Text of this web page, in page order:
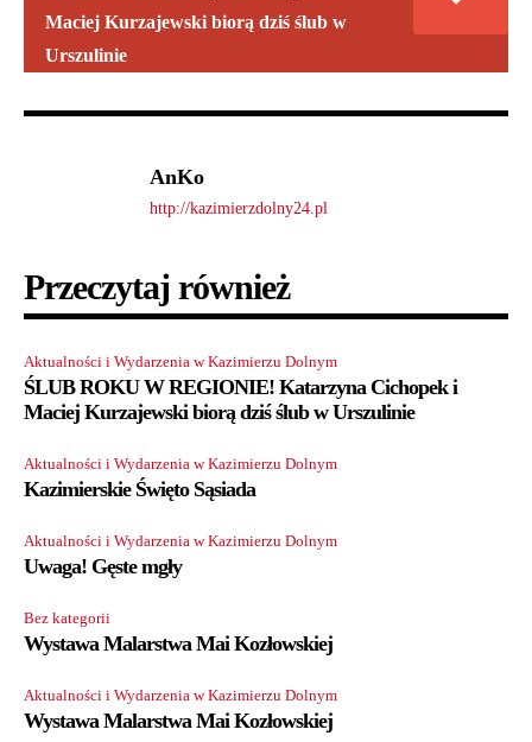
Maciej Kurzajewski biorą dziś ślub w
Urszulinie
AnKo
http://kazimierzdolny24.pl
Przeczytaj również
Aktualności i Wydarzenia w Kazimierzu Dolnym
ŚLUB ROKU W REGIONIE! Katarzyna Cichopek i
Maciej Kurzajewski biorą dziś ślub w Urszulinie
Aktualności i Wydarzenia w Kazimierzu Dolnym
Kazimierskie Święto Sąsiada
Aktualności i Wydarzenia w Kazimierzu Dolnym
Uwaga! Gęste mgły
Bez kategorii
Wystawa Malarstwa Mai Kozłowskiej
Aktualności i Wydarzenia w Kazimierzu Dolnym
Wystawa Malarstwa Mai Kozłowskiej